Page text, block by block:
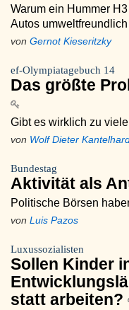
Warum ein Hummer
Autos umweltfreundlich
von Gernot Kieseritzky
ef-Olympiatagebuch 14
Das größte
Gibt es wirklich zu
von Wolf Dieter
Bundestag
Aktivität als
Politische Börsen
von Luis Pazos
Luxussozialisten
Sollen Kinder
statt arbeiten?